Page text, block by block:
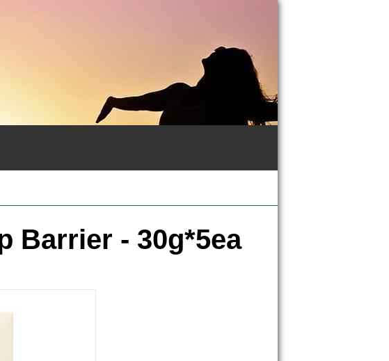
Barrier - 30g*5ea